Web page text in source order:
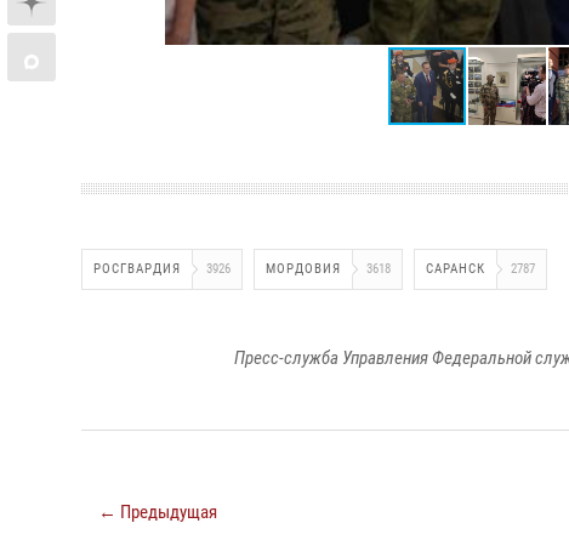
РОСГВАРДИЯ 3926 МОРДОВИЯ 3618 САРАНСК 2787
Пресс-служба Управления Федеральной
← Предыдущая